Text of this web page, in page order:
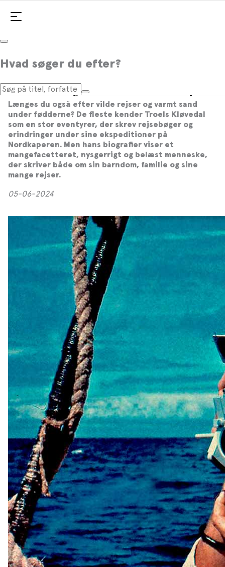
Hvad søger du efter?
Rejseklar? Vi anbefaler Troels
Kløvedal-bøger til din indre eventyrer
Længes du også efter vilde rejser og varmt sand
under fødderne? De fleste kender Troels Kløvedal
som en stor eventyrer, der skrev rejsebøger og
erindringer under sine ekspeditioner på
Nordkaperen. Men hans biografier viser et
mangefacetteret, nysgerrigt og belæst menneske,
der skriver både om sin barndom, familie og sine
mange rejser.
05-06-2024